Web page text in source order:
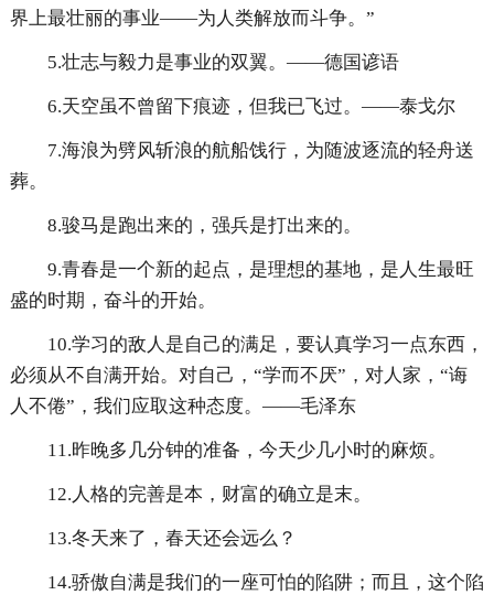
界上最壮丽的事业——为人类解放而斗争。”
5.壮志与毅力是事业的双翼。——德国谚语
6.天空虽不曾留下痕迹，但我已飞过。——泰戈尔
7.海浪为劈风斩浪的航船饯行，为随波逐流的轻舟送
葬。
8.骏马是跑出来的，强兵是打出来的。
9.青春是一个新的起点，是理想的基地，是人生最旺
盛的时期，奋斗的开始。
10.学习的敌人是自己的满足，要认真学习一点东西，
必须从不自满开始。对自己，“学而不厌”，对人家，“诲
人不倦”，我们应取这种态度。——毛泽东
11.昨晚多几分钟的准备，今天少几小时的麻烦。
12.人格的完善是本，财富的确立是末。
13.冬天来了，春天还会远么？
14.骄傲自满是我们的一座可怕的陷阱；而且，这个陷